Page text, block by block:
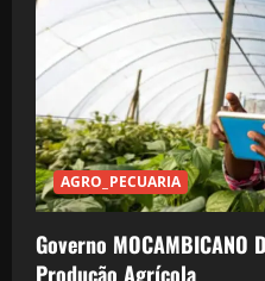
AGRO_PECUARIA
Governo MOCAMBICANO
Produção Agrícola